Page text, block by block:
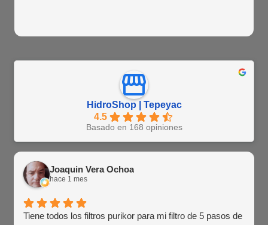
HidroShop | Tepeyac
4.5
Basado en 168 opiniones
Joaquin Vera Ochoa
hace 1 mes
Tiene todos los filtros purikor para mi filtro de 5 pasos de